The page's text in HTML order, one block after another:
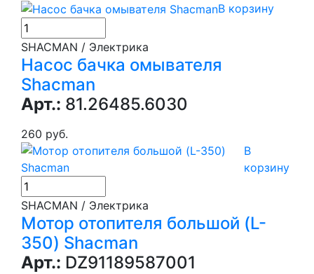
В корзину
SHACMAN / Электрика
Насос бачка омывателя
Shacman
Арт.: 81.26485.6030
260 руб.
В
корзину
SHACMAN / Электрика
Мотор отопителя большой (L-
350) Shacman
Арт.: DZ91189587001